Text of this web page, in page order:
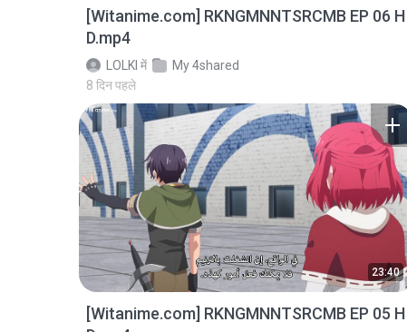
[Witanime.com] RKNGMNNTSRCMB EP 06 H
D.mp4
LOLKI में
My 4shared
8 दिन पहले
23:40
[Witanime.com] RKNGMNNTSRCMB EP 05 H